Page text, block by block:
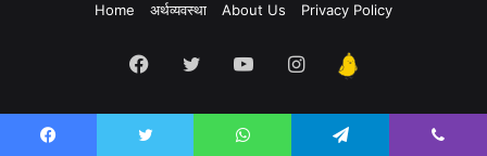
Home
अर्थव्यवस्था About Us Privacy Policy
Facebook
Twitter YouTubeInstagram